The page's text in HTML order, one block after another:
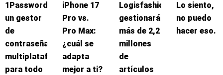
1Password:
un gestor
de
contraseñas
multiplataforma
para todo
iPhone 17
Pro vs.
Pro Max:
¿cuál se
adapta
mejor a ti?
Logisfashion
gestionará
más de 2,2
millones
de
artículos
Lo siento,
no puedo
hacer eso.